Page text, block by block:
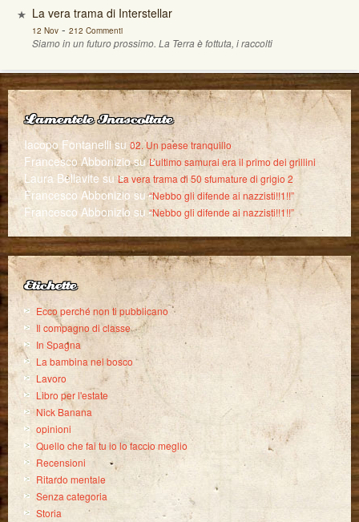
La vera trama di Interstellar
12 Nov- 212 Commenti
Siamo in un futuro prossimo. La Terra è fottuta, i raccolti
Lamentele Inascoltate
Iacopo Fontanellisu02. Un paese tranquillo
Francesco AbboniziosuL’ultimo samurai era il primo dei grillini
Laura Bellavite su La vera trama di 50 sfumature di grigio 2
Francesco Abbonizio su“Nebbo gli difende ai nazzisti!!1!!”
Francesco Abbonizio su“Nebbo gli difende ai nazzisti!!1!!”
Etichette
Ecco perché non ti pubblicano
Il compagno di classe
In Spagna
La bambina nel bosco
Lavoro
Libro per l'estate
Nick Banana
opinioni
Quello che fai tu io lo faccio meglio
Recensioni
Ritardo mentale
Senza categoria
Storia